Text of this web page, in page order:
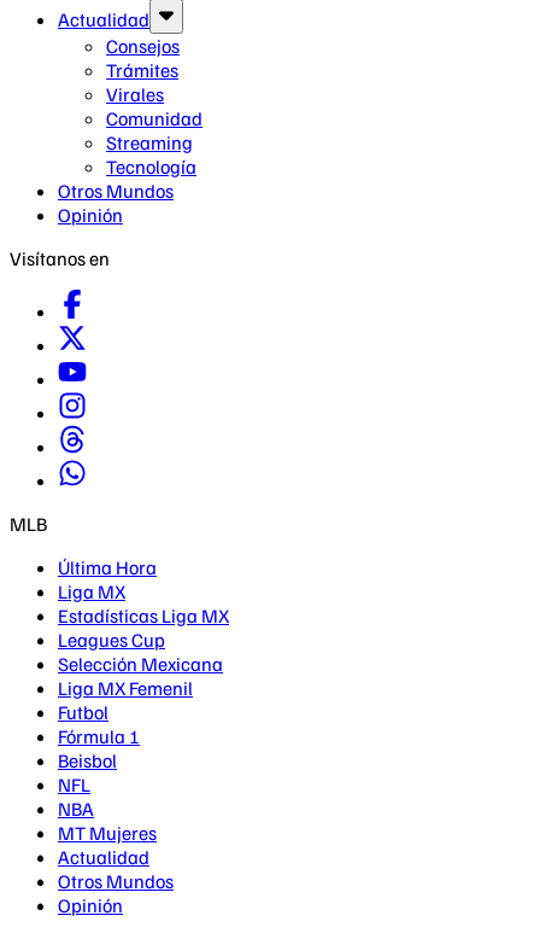
Actualidad
Consejos
Trámites
Virales
Comunidad
Streaming
Tecnología
Otros Mundos
Opinión
Visítanos en
MLB
Última Hora
Liga MX
Estadísticas Liga MX
Leagues Cup
Selección Mexicana
Liga MX Femenil
Futbol
Fórmula 1
Beisbol
NFL
NBA
MT Mujeres
Actualidad
Otros Mundos
Opinión